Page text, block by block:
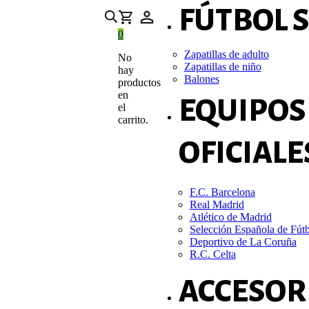
0
No
hay
productos
en
el
carrito.
FÚTBOL
Zapatillas de adulto
Zapatillas de niño
Balones
EQUIPOS
F.C. Barcelona
Real Madrid
Atlético de Madrid
Selección Española de
Deportivo de La Coruña
R.C. Celta